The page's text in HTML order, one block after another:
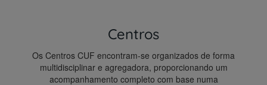
Centros
Os Centros CUF encontram-se organizados de forma
multidisciplinar e agregadora, proporcionando um
acompanhamento completo com base numa